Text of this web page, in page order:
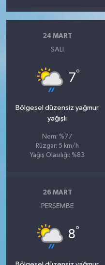
24 MART
SALI
7°
Bölgesel düzensiz yağmur
yağışlı
Nem: %77
Rüzgar: 5 km/h
Yağış Olasılığı: %83
26 MART
PERŞEMBE
8°